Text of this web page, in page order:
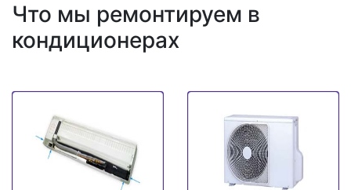
Что мы ремонтируем в
кондиционерах